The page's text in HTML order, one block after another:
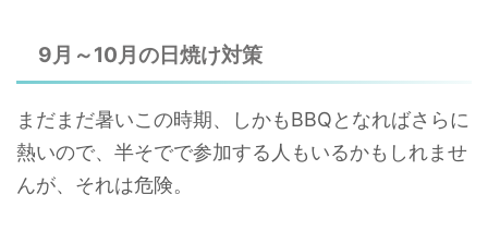
9月～10月の日焼け対策
まだまだ暑いこの時期、しかもBBQとなればさらに
熱いので、半そでで参加する人もいるかもしれませ
んが、それは危険。